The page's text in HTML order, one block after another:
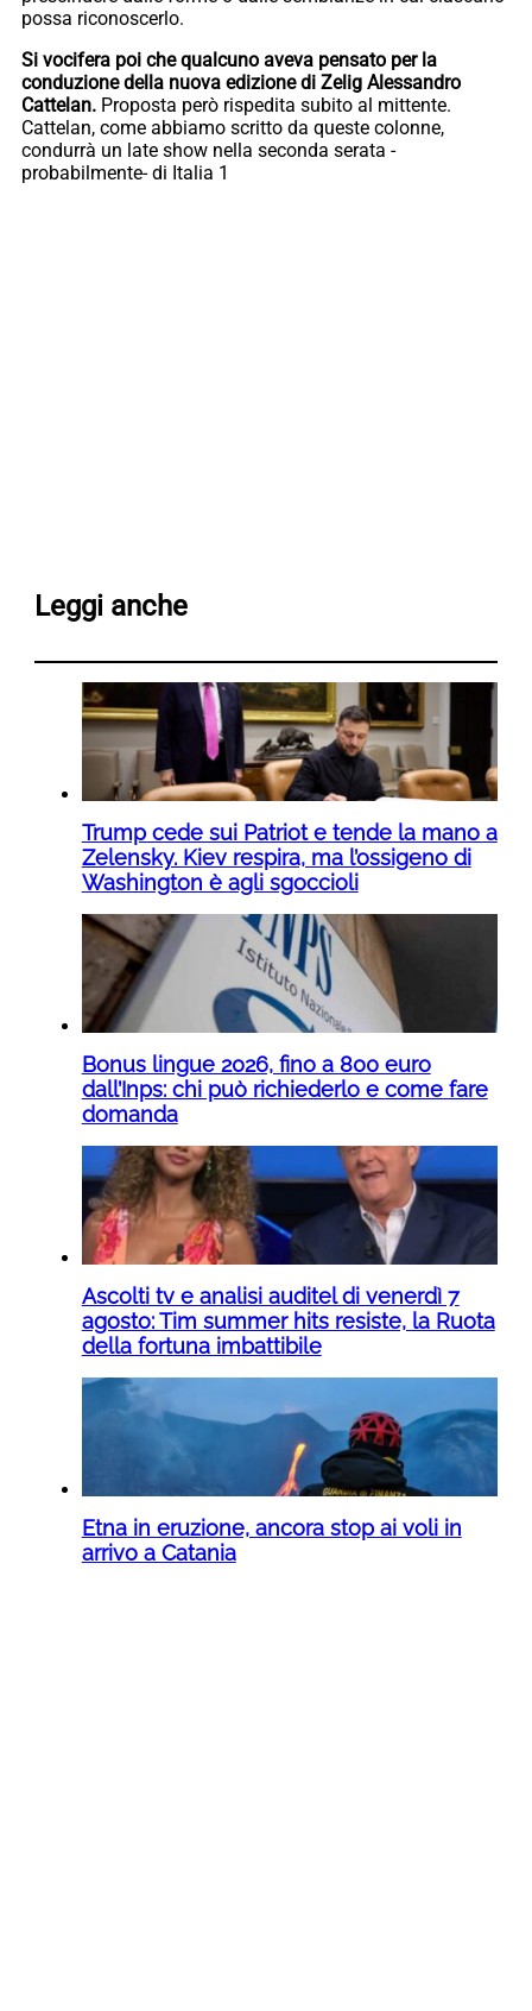
possa riconoscerlo.
Si vocifera poi che qualcuno aveva pensato per la
conduzione della nuova edizione di Zelig Alessandro
Cattelan. Proposta però rispedita subito al mittente.
Cattelan, come abbiamo scritto da queste colonne,
condurrà un late show nella seconda serata -
probabilmente- di Italia 1
Leggi anche
Trump cede sui Patriot e tende la mano a
Zelensky. Kiev respira, ma l’ossigeno di
Washington è agli sgoccioli
Bonus lingue 2026, fino a 800 euro
dall’Inps: chi può richiederlo e come fare
domanda
Ascolti tv e analisi auditel di venerdì 7
agosto: Tim summer hits resiste, la Ruota
della fortuna imbattibile
Etna in eruzione, ancora stop ai voli in
arrivo a Catania